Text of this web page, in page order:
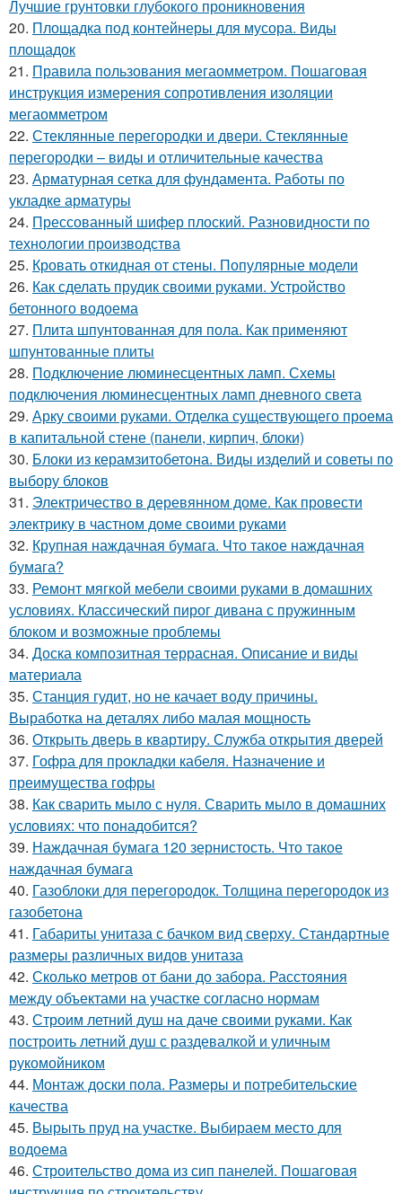
Лучшие грунтовки глубокого проникновения
20. Площадка под контейнеры для мусора. Виды
площадок
21. Правила пользования мегаомметром. Пошаговая
инструкция измерения сопротивления изоляции
мегаомметром
22. Стеклянные перегородки и двери. Стеклянные
перегородки – виды и отличительные качества
23. Арматурная сетка для фундамента. Работы по
укладке арматуры
24. Прессованный шифер плоский. Разновидности по
технологии производства
25. Кровать откидная от стены. Популярные модели
26. Как сделать прудик своими руками. Устройство
бетонного водоема
27. Плита шпунтованная для пола. Как применяют
шпунтованные плиты
28. Подключение люминесцентных ламп. Схемы
подключения люминесцентных ламп дневного света
29. Арку своими руками. Отделка существующего проема
в капитальной стене (панели, кирпич, блоки)
30. Блоки из керамзитобетона. Виды изделий и советы по
выбору блоков
31. Электричество в деревянном доме. Как провести
электрику в частном доме своими руками
32. Крупная наждачная бумага. Что такое наждачная
бумага?
33. Ремонт мягкой мебели своими руками в домашних
условиях. Классический пирог дивана с пружинным
блоком и возможные проблемы
34. Доска композитная террасная. Описание и виды
материала
35. Станция гудит, но не качает воду причины.
Выработка на деталях либо малая мощность
36. Открыть дверь в квартиру. Служба открытия дверей
37. Гофра для прокладки кабеля. Назначение и
преимущества гофры
38. Как сварить мыло с нуля. Сварить мыло в домашних
условиях: что понадобится?
39. Наждачная бумага 120 зернистость. Что такое
наждачная бумага
40. Газоблоки для перегородок. Толщина перегородок из
газобетона
41. Габариты унитаза с бачком вид сверху. Стандартные
размеры различных видов унитаза
42. Сколько метров от бани до забора. Расстояния
между объектами на участке согласно нормам
43. Строим летний душ на даче своими руками. Как
построить летний душ с раздевалкой и уличным
рукомойником
44. Монтаж доски пола. Размеры и потребительские
качества
45. Вырыть пруд на участке. Выбираем место для
водоема
46. Строительство дома из сип панелей. Пошаговая